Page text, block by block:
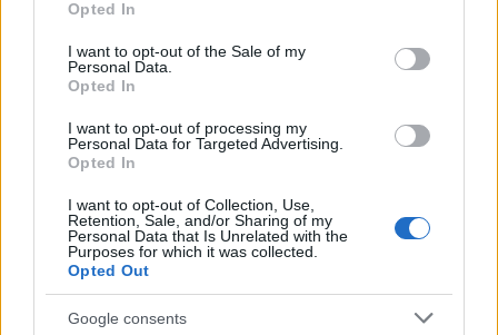
use your data for below specified purposes in below Google
consent section.
Opted In
I want to opt-out of the Sale of my
Personal Data.
Opted In
I want to opt-out of processing my
Personal Data for Targeted Advertising.
Opted In
I want to opt-out of Collection, Use,
Retention, Sale, and/or Sharing of my
Personal Data that Is Unrelated with the
Purposes for which it was collected.
Opted Out
Google consents
της συνεργασίας τους μέχρι
18η συνεχόμενη χρονιά για τον ΟΤΕ στη διεθνή σειρά
δεικτών FTSE4Good